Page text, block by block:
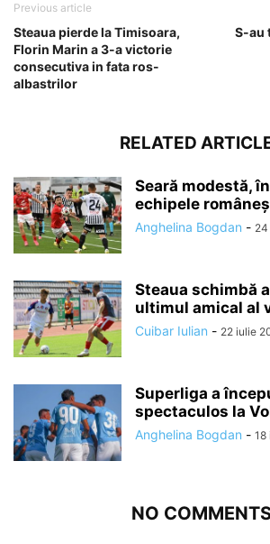
Previous article
Steaua pierde la Timisoara,
Florin Marin a 3-a victorie
consecutiva in fata ros-
albastrilor
S-au
RELATED
Seară modestă,
echipele
Anghelina Bogdan -
Steaua schimbă
ultimul amical al
Cuibar Iulian - 22 iulie
Superliga a
spectaculos la
Anghelina Bogdan - 18
NO